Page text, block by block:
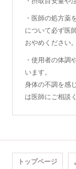
・医師の処方薬
について必ず医
おやめください。
・使用者の体調
います。
身体の不調を感
は医師にご相談
トップページ